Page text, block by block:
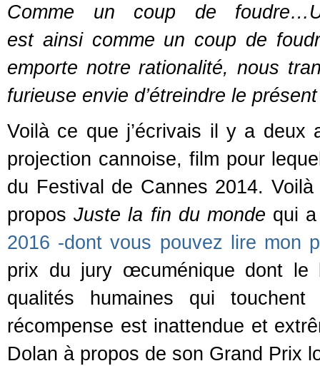
Comme un coup de
est ainsi comme un coup de
emporte notre rationalité, nous
furieuse envie d’étreindre le
Voilà ce que j’écrivais il y a
projection cannoise, film pour
du Festival de Cannes 2014.
proposJuste la fin du monde qui
2016 -dont vous pouvez lire mon
prix du jury œcuménique dont le
qualités humaines qui
récompense est inattendue et
Dolan à propos de son Grand Prix